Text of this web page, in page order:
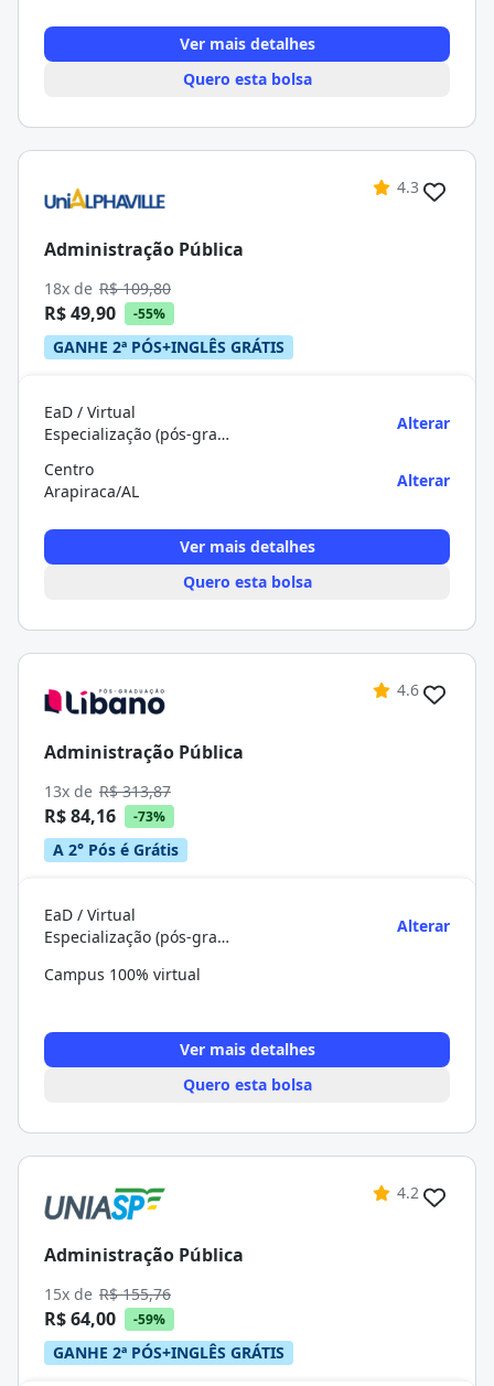
Ver mais detalhes
Quero esta bolsa
4.3
Administração Pública
18x de R$ 109,80
R$ 49,90 -55%
GANHE 2ª PÓS+INGLÊS GRÁTIS
EaD / Virtual
Especialização (pós-graduação)
Alterar
Centro
Arapiraca/AL
Alterar
Ver mais detalhes
Quero esta bolsa
4.6
Administração Pública
13x de R$ 313,87
R$ 84,16 -73%
A 2° Pós é Grátis
EaD / Virtual
Especialização (pós-graduação)
Alterar
Campus 100% virtual
Ver mais detalhes
Quero esta bolsa
4.2
Administração Pública
15x de R$ 155,76
R$ 64,00 -59%
GANHE 2ª PÓS+INGLÊS GRÁTIS